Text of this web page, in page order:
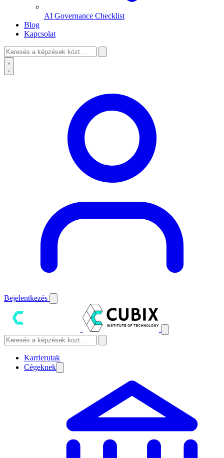
AI Governance Checklist
Blog
Kapcsolat
Bejelentkezés
Karrierutak
Cégeknek